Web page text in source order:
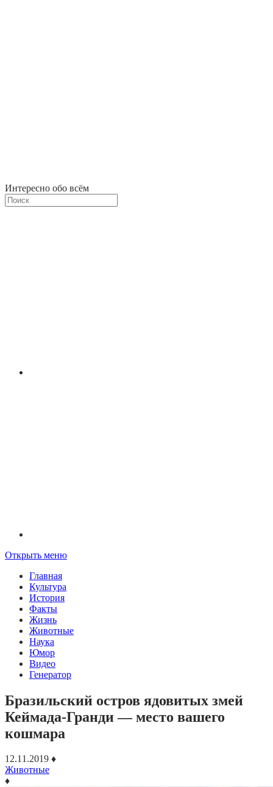
Интересно обо всём
Открыть меню
Главная
Культура
История
Факты
Жизнь
Животные
Наука
Юмор
Видео
Генератор
Бразильский остров ядовитых змей
Кеймада-Гранди — место вашего
кошмара
12.11.2019 ♦
Животные
♦